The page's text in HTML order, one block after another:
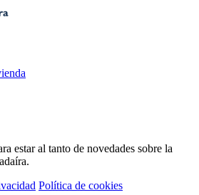
estar al tanto de novedades sobre la
Política de cookies